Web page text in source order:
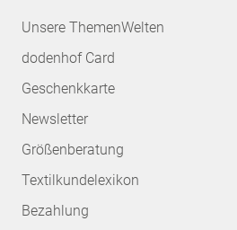
Unsere ThemenWelten
dodenhof Card
Geschenkkarte
Newsletter
Größenberatung
Textilkundelexikon
Bezahlung